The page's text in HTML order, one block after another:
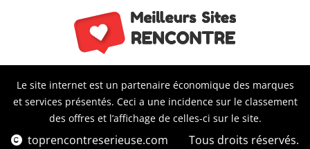
Le site internet est un partenaire économique des marques
et services présentés. Ceci a une incidence sur le classement
des offres et l’affichage de celles-ci sur le site.
toprencontreserieuse.com
Tous droits réservés.